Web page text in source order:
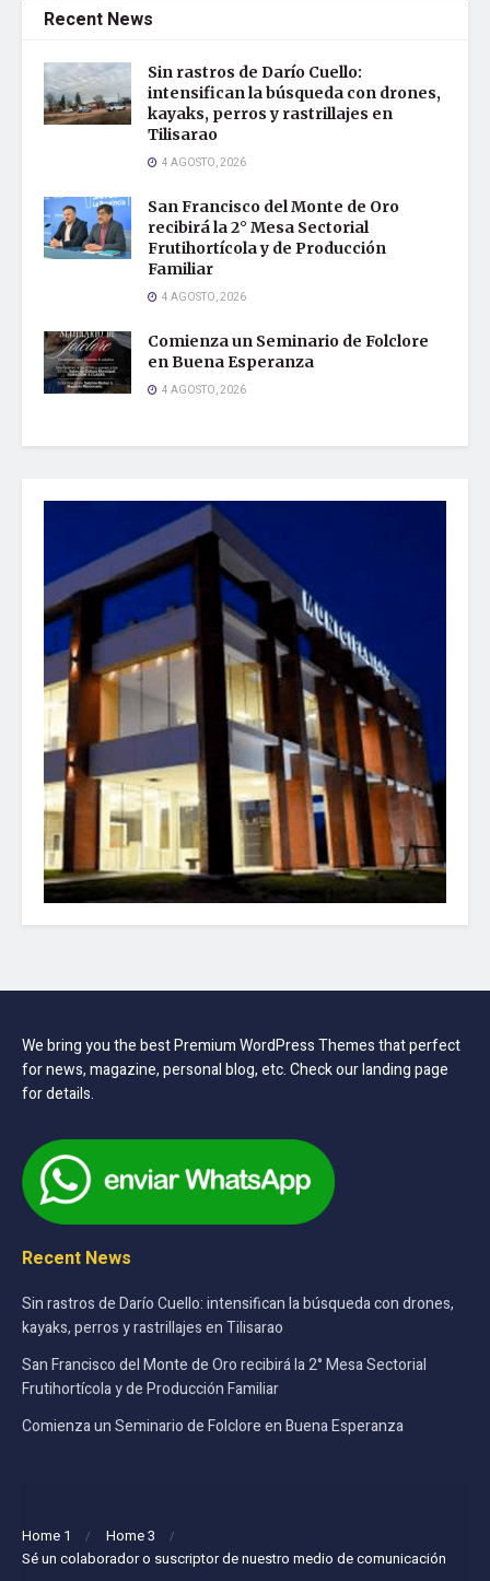
Recent News
Sin rastros de Darío Cuello:
intensifican la búsqueda con drones,
kayaks, perros y rastrillajes en
Tilisarao
4 AGOSTO, 2026
San Francisco del Monte de Oro
recibirá la 2° Mesa Sectorial
Frutihortícola y de Producción
Familiar
4 AGOSTO, 2026
Comienza un Seminario de Folclore
en Buena Esperanza
4 AGOSTO, 2026
We bring you the best Premium WordPress Themes that perfect
for news, magazine, personal blog, etc. Check our landing page
for details.
Recent News
Sin rastros de Darío Cuello: intensifican la búsqueda con drones,
kayaks, perros y rastrillajes en Tilisarao
San Francisco del Monte de Oro recibirá la 2° Mesa Sectorial
Frutihortícola y de Producción Familiar
Comienza un Seminario de Folclore en Buena Esperanza
Home 1
Home 3
Sé un colaborador o suscriptor de nuestro medio de comunicación